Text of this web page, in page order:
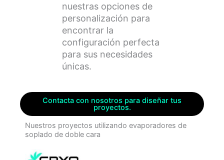
nuestras opciones de
personalización para
encontrar la
configuración perfecta
para sus necesidades
únicas.
Contacta con nosotros para diseñar tus
proyectos.
Nuestros proyectos utilizando evaporadores de
soplado de doble cara